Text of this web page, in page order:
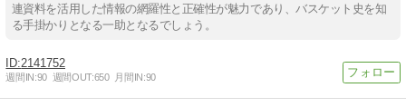
連資料を活用した情報の網羅性と正確性が魅力であり、バスケット史を知
る手掛かりとなる一助となるでしょう。
2141752
週間IN:90 週間OUT:650 月間IN:90